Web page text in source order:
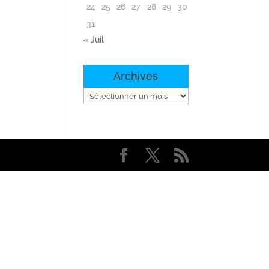
24
25 26 27 28 29
30
31
« Juil
Archives
Archives